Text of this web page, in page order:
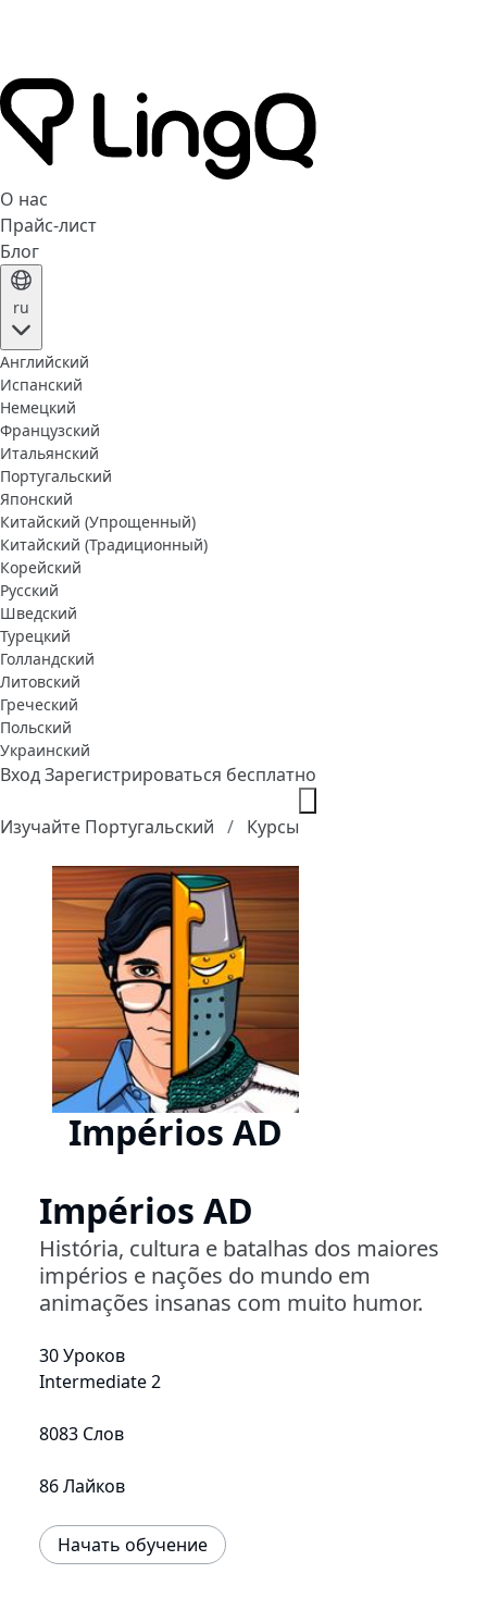
О нас
Прайс-лист
Блог
ru
Английский
Испанский
Немецкий
Французский
Итальянский
Португальский
Японский
Китайский (Упрощенный)
Китайский (Традиционный)
Корейский
Русский
Шведский
Турецкий
Голландский
Литовский
Греческий
Польский
Украинский
ВходЗарегистрироваться бесплатно
Изучайте Португальский Курсы
Impérios AD
Impérios AD
História, cultura e batalhas dos maiores
impérios e nações do mundo em
animações insanas com muito humor.
30 Уроков
Intermediate 2
8083 Слов
86 Лайков
Начать обучение